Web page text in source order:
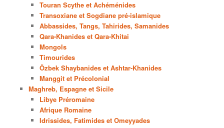
Touran Scythe et Achéménides
Transoxiane et Sogdiane pré-islamique
Abbassides, Tangs, Tahirides, Samanides
Qara-Khanides et Qara-Khitai
Mongols
Timourides
Özbek Shaybanides et Ashtar-Khanides
Manggit et Précolonial
Maghreb, Espagne et Sicile
Libye Préromaine
Afrique Romaine
Idrissides, Fatimides et Omeyyades